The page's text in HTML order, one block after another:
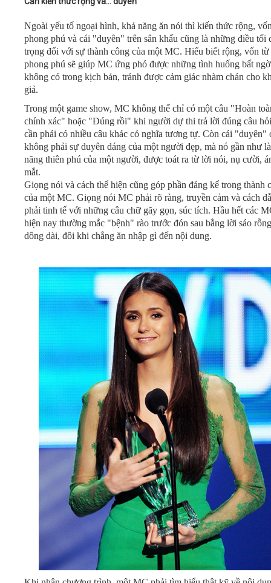
Ngoài yếu tố ngoại hình, khả năng ăn nói thì kiến thức rộng,
phong phú và cái "duyên" trên sân khấu cũng là những điều tối
trọng đối với sự thành công của một MC. Hiểu biết rộng, vốn từ
phong phú sẽ giúp MC ứng phó được những tình huống bất ngờ
không có trong kịch bản, tránh được cảm giác nhàm chán cho
giả.
Trong một game show, MC không thể chỉ có một câu "Hoàn
chính xác" hoặc "Đúng rồi" khi người dự thi trả lời đúng câu
cần phải có nhiều câu khác có nghĩa tương tự. Còn cái "duyên"
không phải sự duyên dáng của một người đẹp, mà nó gần như
năng thiên phú của một người, được toát ra từ lời nói, nụ cười,
mắt.
Giọng nói và cách thể hiện cũng góp phần đáng kể trong thành
của một MC. Giọng nói MC phải rõ ràng, truyền cảm và cách
phải tinh tế với những câu chữ gãy gọn, súc tích. Hầu hết các
hiện nay thường mắc "bệnh" rào trước đón sau bằng lời sáo
dông dài, đôi khi chẳng ăn nhập gì đến nội dung.